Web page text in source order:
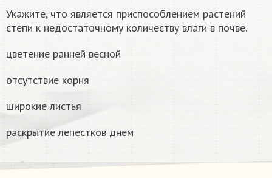
Укажите, что является приспособлением растений
степи к недостаточному количеству влаги в почве.
цветение ранней весной
отсутствие корня
широкие листья
раскрытие лепестков днем